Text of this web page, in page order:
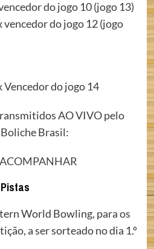
do jogo 10 (jogo 13)
vencedor do jogo 12 (jogo
Vencedor do jogo 14
AO VIVO pelo
Brasil:
World Bowling, para os
a ser sorteado no dia 1.º